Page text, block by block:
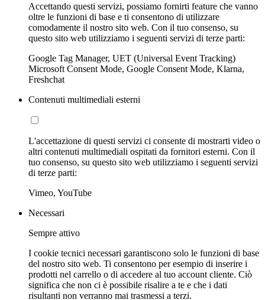
Accettando questi servizi, possiamo fornirti feature che vanno
oltre le funzioni di base e ti consentono di utilizzare
comodamente il nostro sito web. Con il tuo consenso, su
questo sito web utilizziamo i seguenti servizi di terze parti:
Google Tag Manager, UET (Universal Event Tracking)
Microsoft Consent Mode, Google Consent Mode, Klarna,
Freshchat
Contenuti multimediali esterni
L'accettazione di questi servizi ci consente di mostrarti video o
altri contenuti multimediali ospitati da fornitori esterni. Con il
tuo consenso, su questo sito web utilizziamo i seguenti servizi
di terze parti:
Vimeo, YouTube
Necessari
Sempre attivo
I cookie tecnici necessari garantiscono solo le funzioni di base
del nostro sito web. Ti consentono per esempio di inserire i
prodotti nel carrello o di accedere al tuo account cliente. Ciò
significa che non ci è possibile risalire a te e che i dati
risultanti non verranno mai trasmessi a terzi.